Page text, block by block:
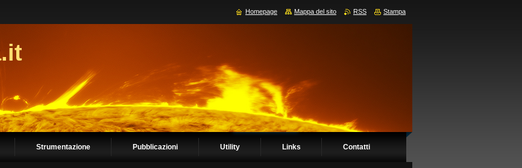
Strumentazione Pubblicazioni Utility Links Contatti
Homepage Mappa del sito RSS Stampa